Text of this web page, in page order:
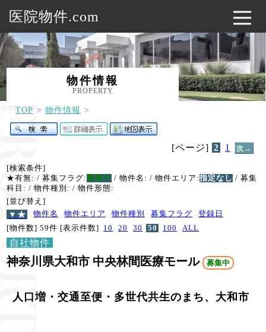
医院物件.com
物件情報
PROPERTY
TOP 物件情報
[ページ] 2 1 次→
[検索条件]
★有無: / 募集フラグ:募集中 / 物件名: / 物件エリア:指定なし / 募集
科目: / 物件種別: / 物件形態:
[並び替え]
▼★ 物件名 物件エリア 物件種別 募集フラグ
登録日
[物件数] 59件 [表示件数] 10 20 30 50 100 ALL
自社物件
神奈川県大和市 中央林間医療モール 募集中
人口増・交通至便・多世代共生のまち、大和市